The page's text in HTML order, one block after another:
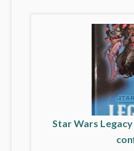
Star Wars